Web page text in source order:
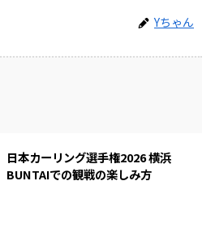
Yちゃん
日本カーリング選手権2026 横浜
BUNTAIでの観戦の楽しみ方